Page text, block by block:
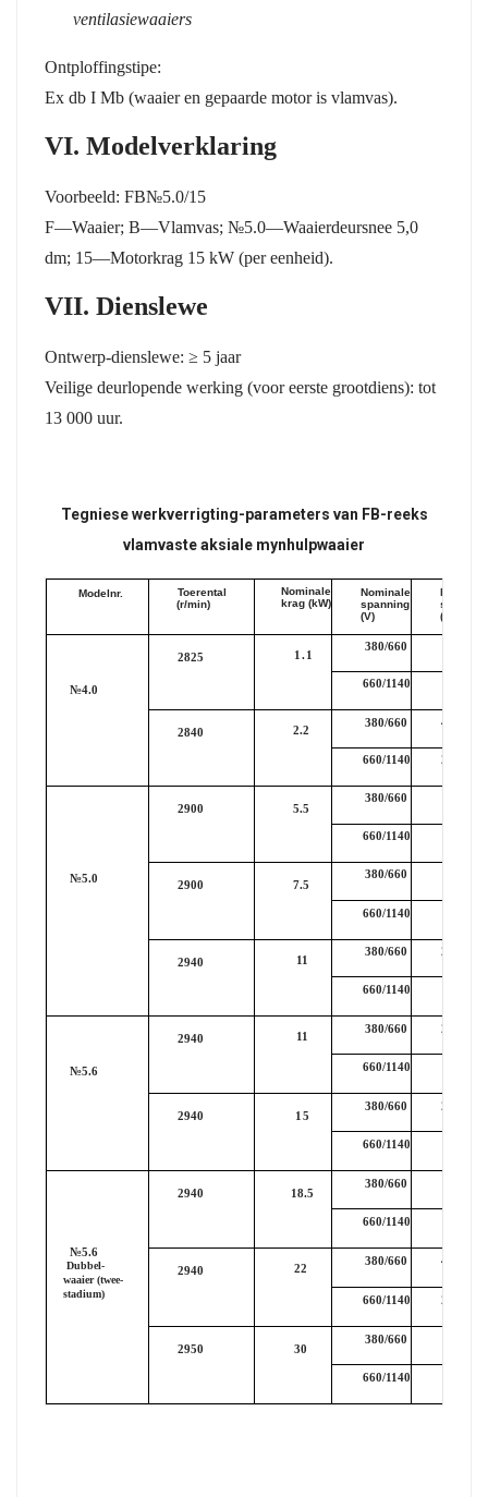
ventilasiewaaiers
Ontploffingstipe:
Ex db I Mb (waaier en gepaarde motor is vlamvas).
VI. Modelverklaring
Voorbeeld: FB№5.0/15
F—Waaier; B—Vlamvas; №5.0—Waaierdeursnee 5,0
dm; 15—Motorkrag 15 kW (per eenheid).
VII. Dienslewe
Ontwerp-dienslewe: ≥ 5 jaar
Veilige deurlopende werking (voor eerste grootdiens): tot
13 000 uur.
Tegniese werkverrigting-parameters van FB-reeks
vlamvaste aksiale mynhulpwaaier
Modelnr.
Toerental
(r/min)
Nominale
krag (kW)
Nominale
spanning
(V)
stroom
(A)
№4.0
2825 1.1
380/660
660/1140
2840 2.2
380/660 4.73/
660/1140 2.73/
№5.0
2900 5.5
380/660
660/1140
2900 7.5
380/660
660/1140
2940 11
380/660 20.9/
660/1140
№5.6
2940 11
380/660 20.9/
660/1140
2940 15
380/660 28.4/
660/1140
№5.6
Dubbel-
waaier (twee-
stadium)
2940 18.5
380/660
660/1140
2940 22
380/660 41.0/
660/1140 24.4/
2950 30
380/660
660/1140